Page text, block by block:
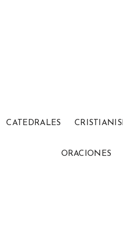
CATEDRALES
ORACIONES